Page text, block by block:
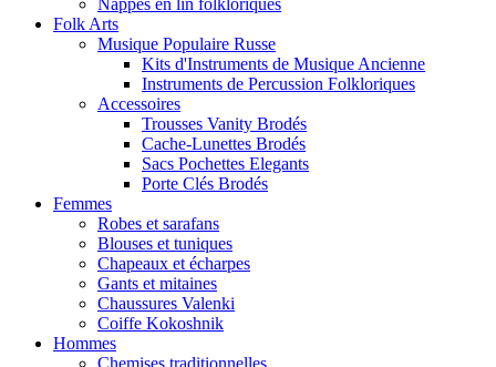
Nappes en lin folkloriques
Folk Arts
Musique Populaire Russe
Kits d'Instruments de Musique Ancienne
Instruments de Percussion Folkloriques
Accessoires
Trousses Vanity Brodés
Cache-Lunettes Brodés
Sacs Pochettes Elegants
Porte Clés Brodés
Femmes
Robes et sarafans
Blouses et tuniques
Chapeaux et écharpes
Gants et mitaines
Chaussures Valenki
Coiffe Kokoshnik
Hommes